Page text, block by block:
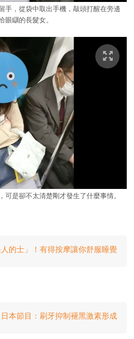
手，從袋中取出手機，敲頭打醒在旁邊
眼瞓的長髮女。
可是卻不太清楚剛才發生了什麼事情。
的士」！有得按摩讓你舒服睡覺
本節目：刷牙抑制褪黑激素形成